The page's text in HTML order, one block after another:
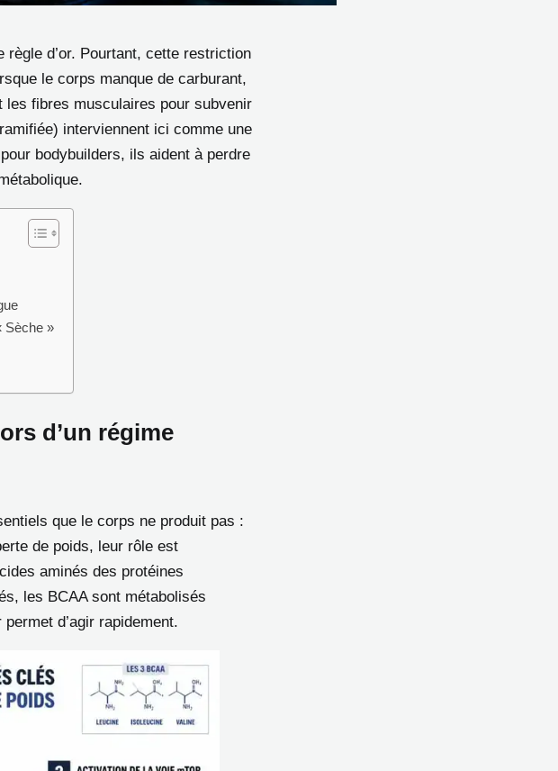
d’or. Pourtant, cette restriction
le corps manque de carburant,
fibres musculaires pour subvenir
interviennent ici comme une
bodybuilders, ils aident à perdre
Sèche »
d’un régime
que le corps ne produit pas :
de poids, leur rôle est
aminés des protéines
les BCAA sont métabolisés
d’agir rapidement.